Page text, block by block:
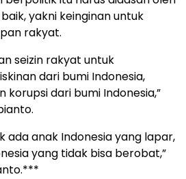
yakni keinginan untuk
rakyat.
seizin rakyat untuk
dari bumi Indonesia,
korupsi dari bumi Indonesia,”
ada anak Indonesia yang lapar,
yang tidak bisa berobat,”